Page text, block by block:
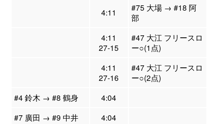
4:11
#75 大場 → #18 阿
部
4:11
27-15
#47 大江 フリースロ
ー○(1点)
4:11
27-16
#47 大江 フリースロ
ー○(2点)
#4 鈴木 → #8 鶴身
4:04
#7 廣田 → #9 中井
4:04